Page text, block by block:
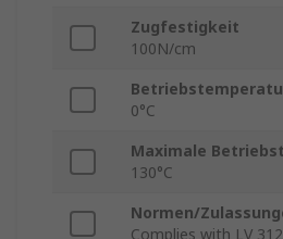
Zugfestigkeit
100N/cm
0°C
Maximale
130°C
Normen/
Complies with LV